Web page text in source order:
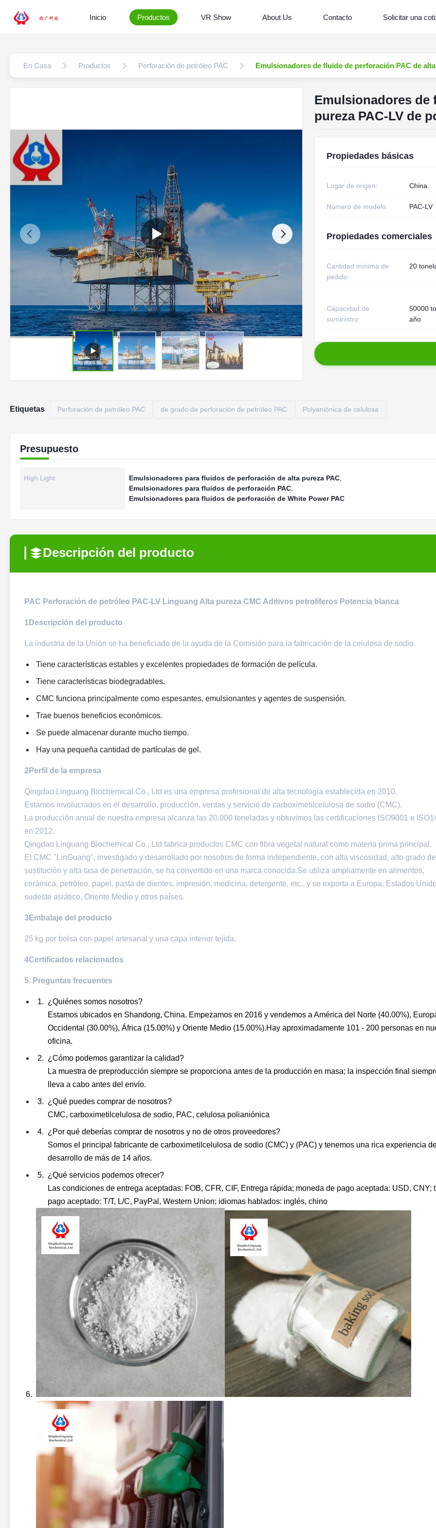
Inicio Productos VR Show About Us Contacto Solicitar una
En Casa Productos Perforación de petróleo PAC Emulsionadores de fluido de perforación PAC de
Emulsionadores de
pureza PAC-LV de
Propiedades básicas
Lugar de origen: China.
Número de modelo: PAC-LV
Propiedades comerciales
Cantidad mínima de
pedido:
20
Capacidad de
suministro:
50000
año
Etiquetas Perforación de petróleo PAC de grado de perforación de petróleo PAC Polyaniónica de celulosa
Presupuesto
High Light: Emulsionadores para fluidos de perforación de alta pureza PAC
Emulsionadores para fluidos de perforación PAC
Emulsionadores para fluidos de perforación de White Power PAC
Descripción del producto
PAC Perforación de petróleo PAC-LV Linguang Alta pureza CMC Aditivos petrolíferos Potencia blanca
1Descripción del producto
La industria de la Unión se ha beneficiado de la ayuda de la Comisión para la fabricación de la celulosa de sodio.
Tiene características estables y excelentes propiedades de formación de película.
Tiene características biodegradables.
CMC funciona principalmente como espesantes, emulsionantes y agentes de suspensión.
Trae buenos beneficios económicos.
Se puede almacenar durante mucho tiempo.
Hay una pequeña cantidad de partículas de gel.
2Perfil de la empresa
Qingdao Linguang Biochemical Co., Ltd es una empresa profesional de alta tecnología establecida en 2010.
Estamos involucrados en el desarrollo, producción, ventas y servicio de carboximetilcelulosa de sodio (CMC).
La producción anual de nuestra empresa alcanza las 20.000 toneladas y obtuvimos las certificaciones ISO9001 e
en 2012.
Qingdao Linguang Biochemical Co., Ltd fabrica productos CMC con fibra vegetal natural como materia prima principal.
El CMC "LinGuang", investigado y desarrollado por nosotros de forma independiente, con alta viscosidad, alto grado de
sustitución y alta tasa de penetración, se ha convertido en una marca conocida.Se utiliza ampliamente en alimentos,
cerámica, petróleo, papel, pasta de dientes, impresión, medicina, detergente, etc., y se exporta a Europa, Estados
sudeste asiático, Oriente Medio y otros países.
3Embalaje del producto
25 kg por bolsa con papel artesanal y una capa interior tejida.
4Certificados relacionados
5. Preguntas frecuentes
¿Quiénes somos nosotros?
Estamos ubicados en Shandong, China. Empezamos en 2016 y vendemos a América del Norte (40.00%),
Occidental (30.00%), África (15.00%) y Oriente Medio (15.00%).Hay aproximadamente 101 - 200 personas en
oficina.
¿Cómo podemos garantizar la calidad?
La muestra de preproducción siempre se proporciona antes de la producción en masa; la inspección final
lleva a cabo antes del envío.
¿Qué puedes comprar de nosotros?
CMC, carboximetilcelulosa de sodio, PAC, celulosa polianiónica
¿Por qué deberías comprar de nosotros y no de otros proveedores?
Somos el principal fabricante de carboximetilcelulosa de sodio (CMC) y (PAC) y tenemos una rica experiencia
desarrollo de más de 14 años.
¿Qué servicios podemos ofrecer?
Las condiciones de entrega aceptadas: FOB, CFR, CIF, Entrega rápida; moneda de pago aceptada: USD, CNY;
pago aceptado: T/T, L/C, PayPal, Western Union; idiomas hablados: inglés, chino